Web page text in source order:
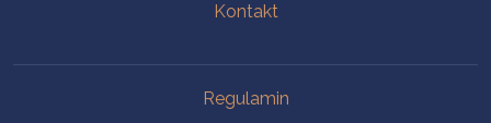
Kontakt
Regulamin